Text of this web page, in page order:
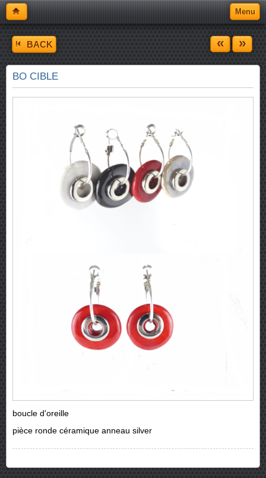
Menu
BACK « »
BO CIBLE
boucle d'oreille
pièce ronde céramique anneau silver